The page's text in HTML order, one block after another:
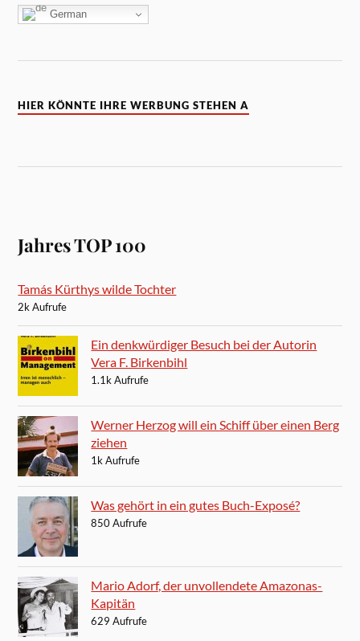
German
HIER KÖNNTE IHRE WERBUNG STEHEN A
Jahres TOP 100
Tamás Kürthys wilde Tochter
2k Aufrufe
Ein denkwürdiger Besuch bei der Autorin
Vera F. Birkenbihl
1.1k Aufrufe
Werner Herzog will ein Schiff über einen Berg
ziehen
1k Aufrufe
Was gehört in ein gutes Buch-Exposé?
850 Aufrufe
Mario Adorf, der unvollendete Amazonas-
Kapitän
629 Aufrufe